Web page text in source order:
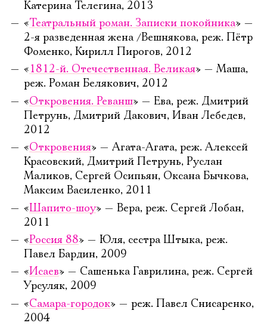
Катерина Телегина, 2013
«Театральный роман. Записки покойника» —
2-я разведенная жена /Вешнякова, реж. Пётр
Фоменко, Кирилл Пирогов, 2012
«1812-й. Отечественная. Великая» — Маша,
реж. Роман Белякович, 2012
«Откровения. Реванш» — Ева, реж. Дмитрий
Петрунь, Дмитрий Дакович, Иван Лебедев,
2012
«Откровения» — Агата-Агата, реж. Алексей
Красовский, Дмитрий Петрунь, Руслан
Маликов, Сергей Осипьян, Оксана Бычкова,
Максим Василенко, 2011
«Шапито-шоу» — Вера, реж. Сергей Лобан,
2011
«Россия 88» — Юля, сестра Штыка, реж.
Павел Бардин, 2009
«Исаев» — Сашенька Гаврилина, реж. Сергей
Урсуляк, 2009
«Самара-городок» — реж. Павел Снисаренко,
2004